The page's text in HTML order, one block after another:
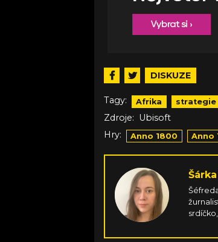
DISKUZE
Tagy: Afrika strategie
Zdroje: Ubisoft
Hry:
Anno 1800 Anno